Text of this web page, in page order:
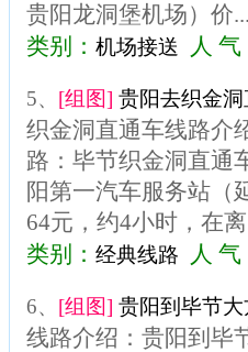
贵阳龙洞堡机场）价...
类别： 机场接送 人 气
5、 [组图] 贵阳去织金
织金洞直通车线路介
路：毕节织金洞直通
阳第一汽车服务站（
64元，约4小时，在
类别： 经典线路 人 气
6、 [组图] 贵阳到毕节
线路介绍：贵阳到毕